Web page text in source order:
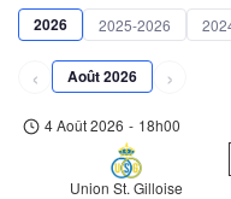
2026 2025-2026
‹ Août 2026 ›
4 Août 2026 - 18h00
Union St. Gilloise